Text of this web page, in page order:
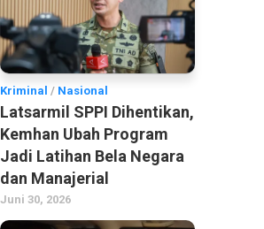
Kriminal / Nasional
Latsarmil SPPI Dihentikan,
Kemhan Ubah Program
Jadi Latihan Bela Negara
dan Manajerial
Juni 30, 2026